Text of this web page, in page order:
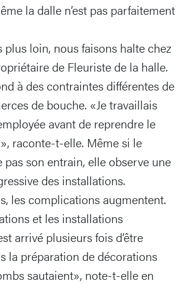
la dalle n’est pas parfaitement
plus loin, nous faisons halte chez
de Fleuriste de la halle.
à des contraintes différentes de
de bouche. «Je travaillais
avant de reprendre le
raconte-t-elle. Même si le
son entrain, elle observe une
des installations.
les complications augmentent.
et les installations
arrivé plusieurs fois d’être
la préparation de décorations
sautaient», note-t-elle en